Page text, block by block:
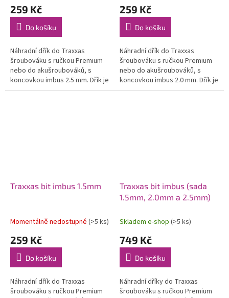
259 Kč
Do košíku
Náhradní dřík do Traxxas
šroubováku s ručkou Premium
nebo do akušroubováků, s
koncovkou imbus 2.5 mm. Dřík je
vyroben z kvalitní HSS oceli.
259 Kč
Do košíku
Náhradní dřík do Traxxas
šroubováku s ručkou Premium
nebo do akušroubováků, s
koncovkou imbus 2.0 mm. Dřík je
vyroben z kvalitní HSS oceli.
Traxxas bit imbus 1.5mm
Momentálně nedostupné (>5 ks)
259 Kč
Do košíku
Náhradní dřík do Traxxas
šroubováku s ručkou Premium
Traxxas bit imbus (sada
1.5mm, 2.0mm a 2.5mm)
Skladem e-shop (>5 ks)
749 Kč
Do košíku
Náhradní dříky do Traxxas
šroubováku s ručkou Premium